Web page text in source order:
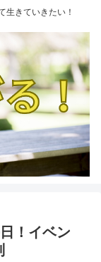
生きていきたい！
！イベン